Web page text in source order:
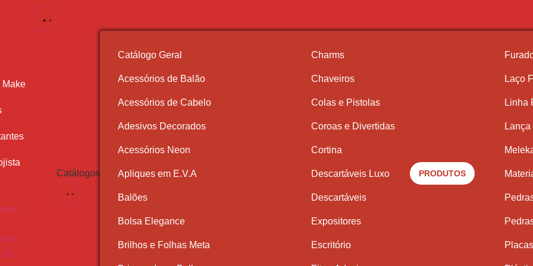
Make
Catálogos
Catálogo Geral
Acessórios de Balão
Acessórios de Cabelo
Adesivos Decorados
Acessórios Neon
Apliques em E.V.A
Balões
Bolsa Elegance
Brilhos e Folhas Meta
Charms
Chaveiros
Colas e Pistolas
Coroas e Divertidas
Cortina
Descartáveis Luxo
Descartáveis
Expositores
Escritório
Laço
Linha
PRODUTOS